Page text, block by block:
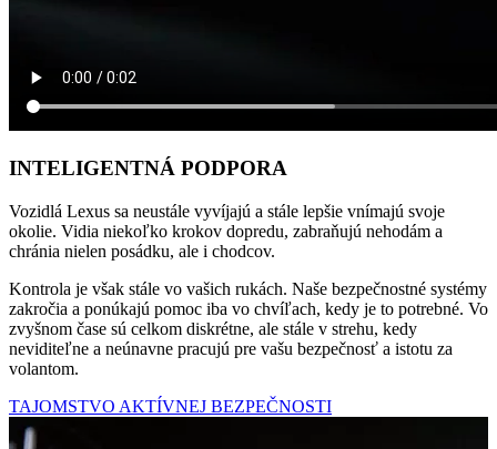
INTELIGENTNÁ PODPORA
Vozidlá Lexus sa neustále vyvíjajú a stále lepšie vnímajú svoje
okolie. Vidia niekoľko krokov dopredu, zabraňujú nehodám a
chránia nielen posádku, ale i chodcov.
Kontrola je však stále vo vašich rukách. Naše bezpečnostné systémy
zakročia a ponúkajú pomoc iba vo chvíľach, kedy je to potrebné. Vo
zvyšnom čase sú celkom diskrétne, ale stále v strehu, kedy
neviditeľne a neúnavne pracujú pre vašu bezpečnosť a istotu za
volantom.
TAJOMSTVO AKTÍVNEJ BEZPEČNOSTI